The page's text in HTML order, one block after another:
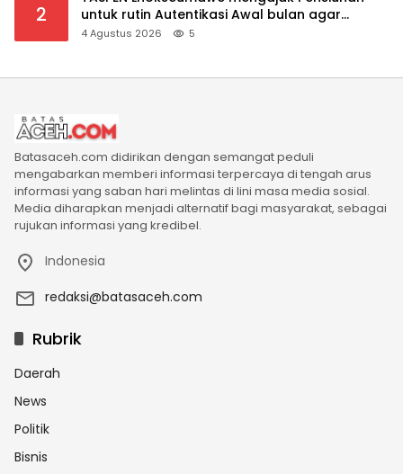
2
untuk rutin Autentikasi Awal bulan agar
Manfaat Pensiun tetap Lancar
4 Agustus 2026 5
Batasaceh.com didirikan dengan semangat peduli
mengabarkan memberi informasi terpercaya di tengah arus
informasi yang saban hari melintas di lini masa media sosial.
Media diharapkan menjadi alternatif bagi masyarakat, sebagai
rujukan informasi yang kredibel.
Indonesia
redaksi@batasaceh.com
Rubrik
Daerah
News
Politik
Bisnis